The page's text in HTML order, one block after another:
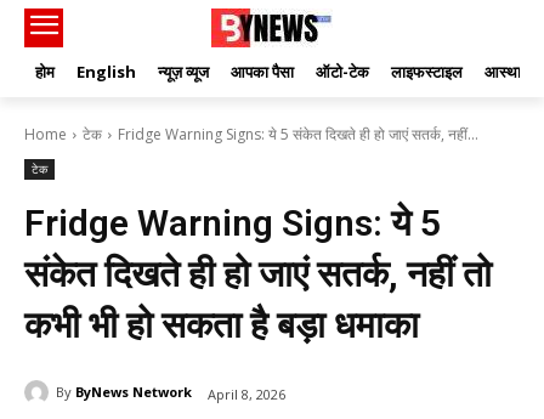
होम English न्यूज़ व्यूज आपका पैसा ऑटो-टेक लाइफस्टाइल आस्था
Home टेक Fridge Warning Signs: ये 5 संकेत दिखते ही हो जाएं सतर्क, नहीं...
टेक
Fridge Warning Signs: ये 5
संकेत दिखते ही हो जाएं सतर्क, नहीं तो
कभी भी हो सकता है बड़ा धमाका
By ByNews Network April 8, 2026